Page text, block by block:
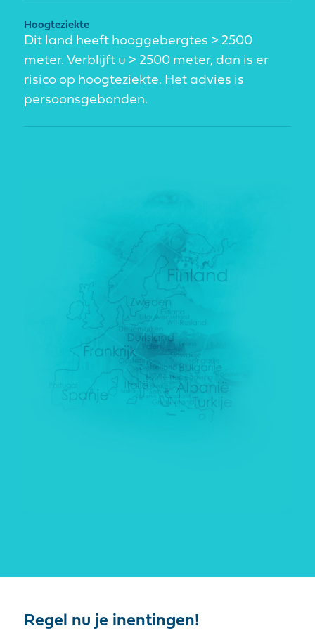
Hoogteziekte
Dit land heeft hooggebergtes > 2500
meter. Verblijft u > 2500 meter, dan is er
risico op hoogteziekte. Het advies is
persoonsgebonden.
Regel nu je inentingen!